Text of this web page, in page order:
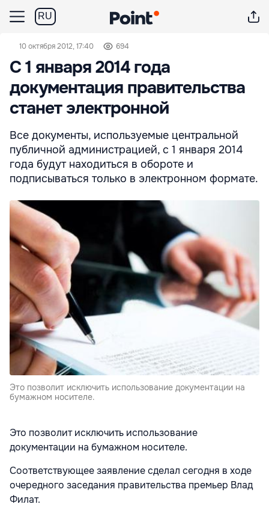
RU
10 октября 2012, 17:40 694
С 1 января 2014 года
документация правительства
станет электронной
Все документы, используемые центральной
публичной администрацией, с 1 января 2014
года будут находиться в обороте и
подписываться только в электронном формате.
Это позволит исключить использование документации на
бумажном носителе.
Это позволит исключить использование
документации на бумажном носителе.
Соответствующее заявление сделал сегодня в ходе
очередного заседания правительства премьер Влад
Филат.